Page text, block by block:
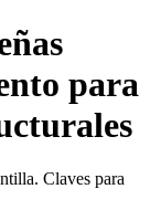
para
Claves para